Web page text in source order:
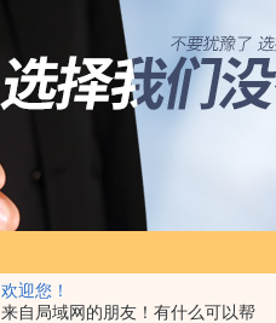
欢迎您！
来自局域网的朋友！有什么可以帮